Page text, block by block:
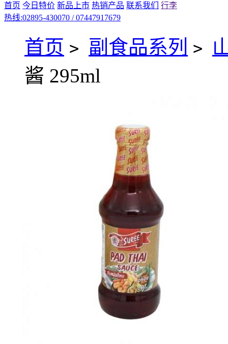
首页 今日特价 新品上市 热销产品 联系我们
行李
热线:02895-430070 / 07447917679
首页 > 副食品系列 >
酱 295ml